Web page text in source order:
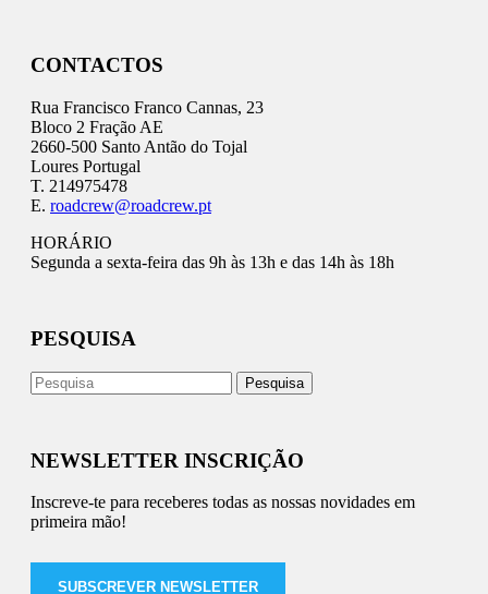
CONTACTOS
Rua Francisco Franco Cannas, 23
Bloco 2 Fração AE
2660-500 Santo Antão do Tojal
Loures Portugal
T. 214975478
E. roadcrew@roadcrew.pt
HORÁRIO
Segunda a sexta-feira das 9h às 13h e das 14h às 18h
PESQUISA
NEWSLETTER INSCRIÇÃO
Inscreve-te para receberes todas as nossas novidades em
primeira mão!
SUBSCREVER NEWSLETTER